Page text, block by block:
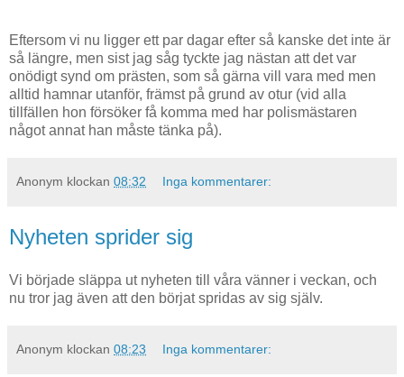
Eftersom vi nu ligger ett par dagar efter så kanske det inte är
så längre, men sist jag såg tyckte jag nästan att det var
onödigt synd om prästen, som så gärna vill vara med men
alltid hamnar utanför, främst på grund av otur (vid alla
tillfällen hon försöker få komma med har polismästaren
något annat han måste tänka på).
Anonym klockan 08:32 Inga kommentarer:
Nyheten sprider sig
Vi började släppa ut nyheten till våra vänner i veckan, och
nu tror jag även att den börjat spridas av sig själv.
Anonym klockan 08:23 Inga kommentarer: